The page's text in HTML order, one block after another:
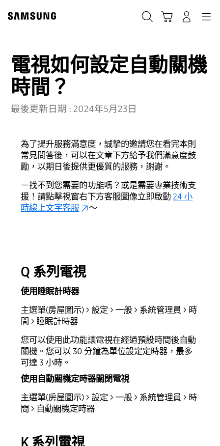
content
電視如何設定自動關機
時間？
最後更新日期 :2024年5月23日
為了提升服務滿意度，誠摯的邀請您在看完本則
常見問答後，可以在文章下方給予我們滿意度鼓
勵，以期日後提供更優質的服務，謝謝。
－找不到您需要的功能嗎？或是需要專業技術支
援！請點擊視窗右下方客服圖像立即啟動24 小
時線上文字客服
～
Q 系列電視
使用睡眠計時器
主選單(房屋圖示) > 設定 > 一般 > 系統管理員 > 時
間 > 睡眠計時器
您可以使用此功能讓電視在經過預設時間後自動
關機。您可以 30 分鐘為單位設定定時器，最多
可達 3 小時。
使用自動關機定時器關閉電視
主選單(房屋圖示) > 設定 > 一般 > 系統管理員 > 時
間 > 自動關機定時器
K 系列電視